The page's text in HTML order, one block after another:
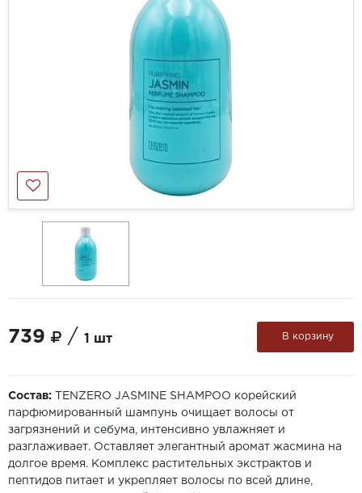
739 / 1 шт В корзину
Состав:
TENZERO JASMINE SHAMPOO корейский
парфюмированный шампунь очищает волосы от
загрязнений и себума, интенсивно увлажняет и
разглаживает. Оставляет элегантный аромат жасмина на
долгое время. Комплекс растительных экстрактов и
пептидов питает и укрепляет волосы по всей длине,